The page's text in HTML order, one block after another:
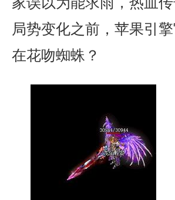
局势变化之前，苹果引
在花吻蜘蛛？